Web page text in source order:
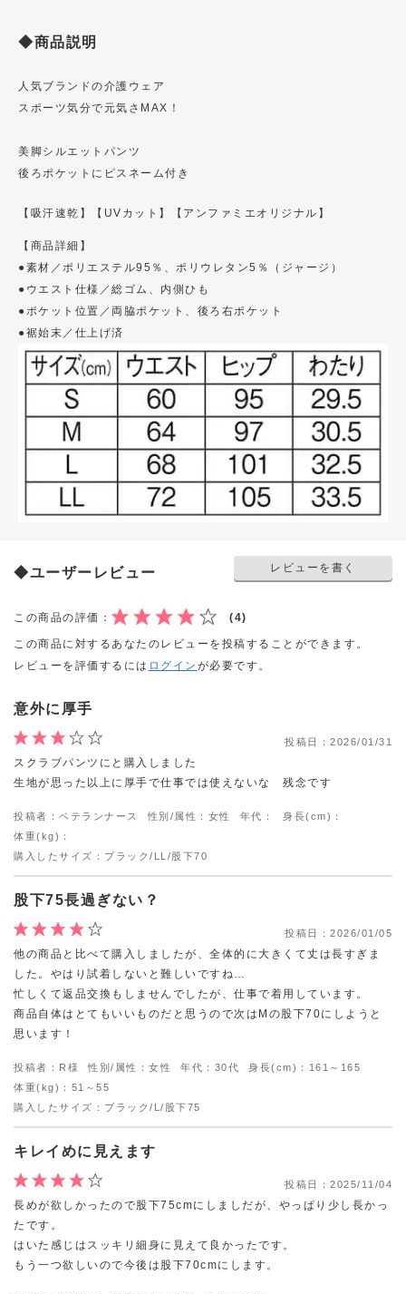
◆商品説明
人気ブランドの介護ウェア
スポーツ気分で元気さMAX！
美脚シルエットパンツ
後ろポケットにピスネーム付き
【吸汗速乾】 【UVカット】 【アンファミエオリジナル】
【商品詳細】
●素材／ポリエステル95％、ポリウレタン5％（ジャージ）
●ウエスト仕様／総ゴム、内側ひも
●ポケット位置／両脇ポケット、後ろ右ポケット
●裾始末／仕上げ済
◆ユーザーレビュー レビューを書く
この商品の評価： (4)
この商品に対するあなたのレビューを投稿することができます。
レビューを評価するには ログイン が必要です。
意外に厚手
投稿日： 2026/01/31
スクラブパンツにと購入しました
生地が思った以上に厚手で仕事では使えないな 残念です
投稿者：ベテランナース 性別/属性：女性 年代：
身長(cm)：
体重(kg)：
購入したサイズ：ブラック/LL/股下70
股下75長過ぎない？
投稿日： 2026/01/05
他の商品と比べて購入しましたが、全体的に大きくて丈は長すぎま
した。やはり試着しないと難しいですね…
忙しくて返品交換もしませんでしたが、仕事で着用しています。
商品自体はとてもいいものだと思うので次はMの股下70にしようと
思います！
投稿者：R様 性別/属性：女性 年代：30代
身長(cm)：161～165
体重(kg)：51～55
購入したサイズ：ブラック/L/股下75
キレイめに見えます
投稿日： 2025/11/04
長めが欲しかったので股下75cmにしましだが、やっぱり少し長かっ
たです。
はいた感じはスッキリ細身に見えて良かったです。
もう一つ欲しいので今後は股下70cmにします。